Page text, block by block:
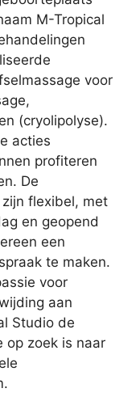
M-Tropical
voor
(cryolipolyse).
acties
profiteren
De
flexibel, met
en geopend
een
te maken.
voor
aan
Studio de
op zoek is naar